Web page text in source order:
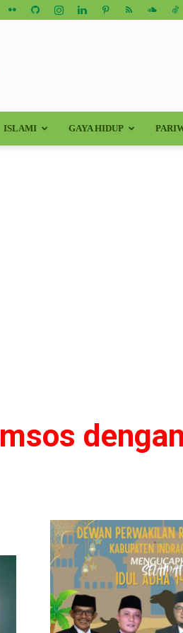
ISLAMI GAYA HIDUP
dengan